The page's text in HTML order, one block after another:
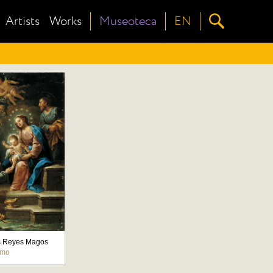
Artists Works Museoteca EN
Reyes Magos